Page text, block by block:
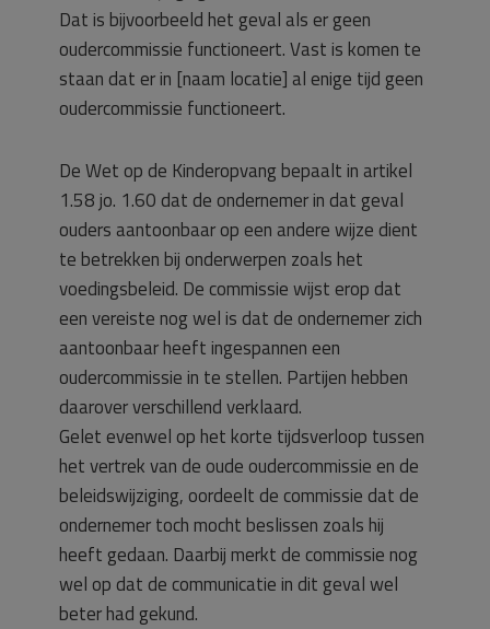
Dat is bijvoorbeeld het geval als er geen
oudercommissie functioneert. Vast is komen te
staan dat er in [naam locatie] al enige tijd geen
oudercommissie functioneert.
De Wet op de Kinderopvang bepaalt in artikel
1.58 jo. 1.60 dat de ondernemer in dat geval
ouders aantoonbaar op een andere wijze dient
te betrekken bij onderwerpen zoals het
voedingsbeleid. De commissie wijst erop dat
een vereiste nog wel is dat de ondernemer zich
aantoonbaar heeft ingespannen een
oudercommissie in te stellen. Partijen hebben
daarover verschillend verklaard.
Gelet evenwel op het korte tijdsverloop tussen
het vertrek van de oude oudercommissie en de
beleidswijziging, oordeelt de commissie dat de
ondernemer toch mocht beslissen zoals hij
heeft gedaan. Daarbij merkt de commissie nog
wel op dat de communicatie in dit geval wel
beter had gekund.